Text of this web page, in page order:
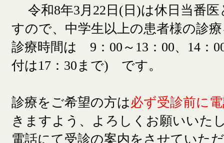
令和8年3月22日(日)は休日当番
すので、中学生以上の患者様の診
診療時間は 9：00～13：00、14：
付は17：30まで) です。
診療をご希望の方は必ず受診前に
きますよう、よろしくお願いいた
電話にて受診の案内をさせていた